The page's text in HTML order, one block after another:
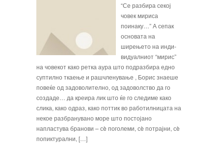
“Се разбира секој
човек мириса
поинаку…” А сепак
основата на
ширењето на инди­
видуалниот “мирис”
на човекот како рет­ка аура што подразбира едно
суптилно ткаење и рашчленување , Борис знаеше
повеќе од задоволи­телно, од задоволство да го
создаде… да креира лик што ќе го следиме како
слика, како одраз, како поттик во работилницата на
некое разбранувано море што постојано
напластува бранови – сè пого­леми, сè потрајни, сè
попиктурални, […]